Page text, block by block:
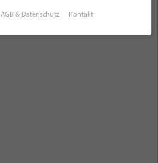
AGB & Datenschutz Kontakt